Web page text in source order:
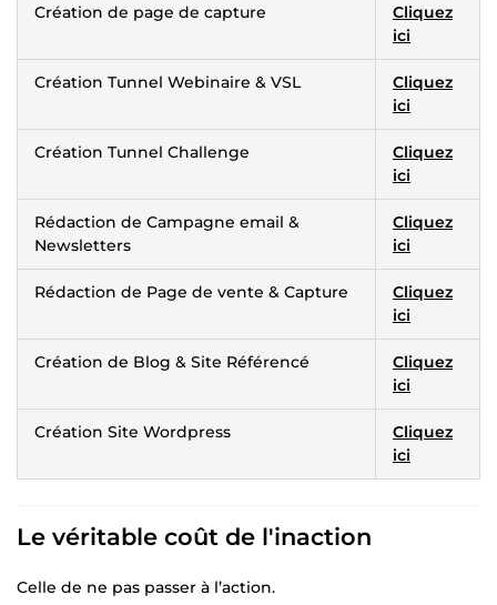
Création de page de capture
Cliquez
ici
Création Tunnel Webinaire & VSL
Cliquez
ici
Création Tunnel Challenge
Cliquez
ici
Rédaction de Campagne email &
Newsletters
Cliquez
ici
Rédaction de Page de vente & Capture
Cliquez
ici
Création de Blog & Site Référencé
Cliquez
ici
Création Site Wordpress
Cliquez
ici
Le véritable coût de l'inaction
Celle de ne pas passer à l’action.